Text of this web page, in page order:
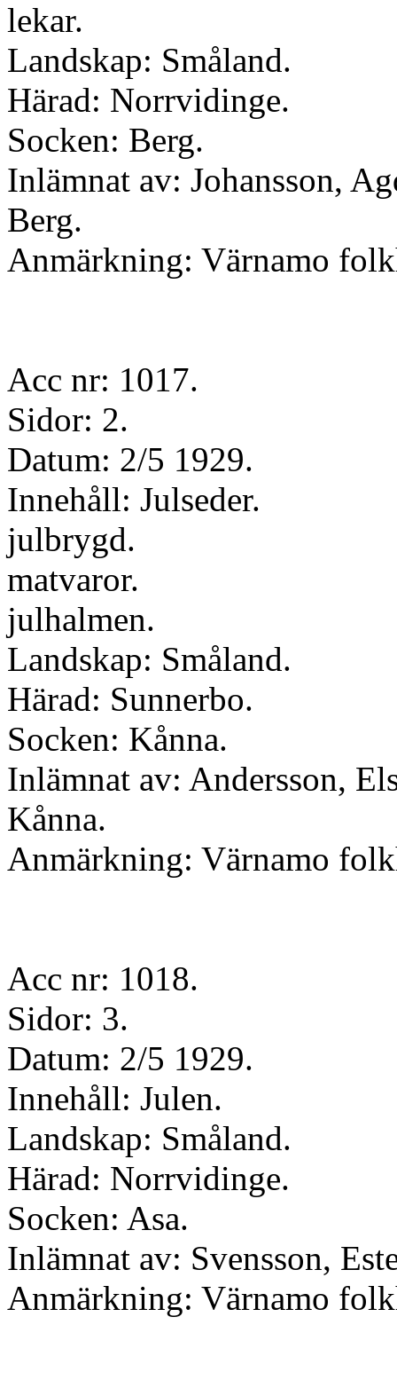
lekar.
Landskap: Småland.
Härad: Norrvidinge.
Socken: Berg.
Inlämnat av: Johansson,
Berg.
Anmärkning: Värnamo
Acc nr: 1017.
Sidor: 2.
Datum: 2/5 1929.
Innehåll: Julseder.
julbrygd.
matvaror.
julhalmen.
Landskap: Småland.
Härad: Sunnerbo.
Socken: Kånna.
Inlämnat av: Andersson,
Kånna.
Anmärkning: Värnamo
Acc nr: 1018.
Sidor: 3.
Datum: 2/5 1929.
Innehåll: Julen.
Landskap: Småland.
Härad: Norrvidinge.
Socken: Asa.
Inlämnat av: Svensson,
Anmärkning: Värnamo